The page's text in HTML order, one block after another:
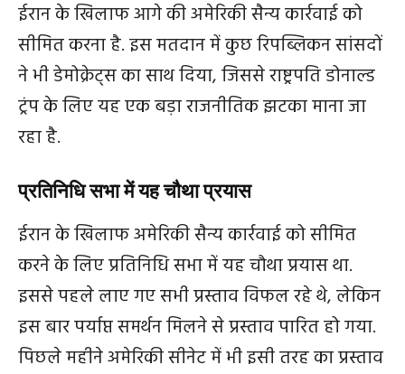
ईरान के खिलाफ आगे की अमेरिकी सैन्य कार्रवाई को
सीमित करना है. इस मतदान में कुछ रिपब्लिकन सांसदों
ने भी डेमोक्रेट्स का साथ दिया, जिससे राष्ट्रपति डोनाल्ड
ट्रंप के लिए यह एक बड़ा राजनीतिक झटका माना जा
रहा है.
प्रतिनिधि सभा में यह चौथा प्रयास
ईरान के खिलाफ अमेरिकी सैन्य कार्रवाई को सीमित
करने के लिए प्रतिनिधि सभा में यह चौथा प्रयास था.
इससे पहले लाए गए सभी प्रस्ताव विफल रहे थे, लेकिन
इस बार पर्याप्त समर्थन मिलने से प्रस्ताव पारित हो गया.
पिछले महीने अमेरिकी सीनेट में भी इसी तरह का प्रस्ताव